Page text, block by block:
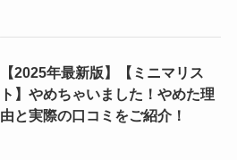
【2025年最新版】【ミニマリス
ト】やめちゃいました！やめた理
由と実際の口コミをご紹介！